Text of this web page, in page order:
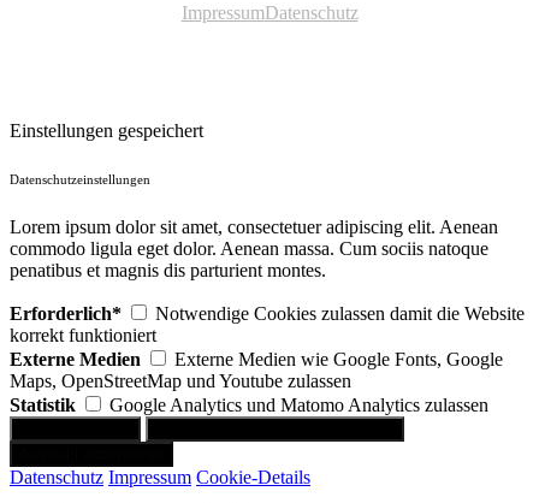
ImpressumDatenschutz
Einstellungen gespeichert
Datenschutzeinstellungen
Lorem ipsum dolor sit amet, consectetuer adipiscing elit. Aenean
commodo ligula eget dolor. Aenean massa. Cum sociis natoque
penatibus et magnis dis parturient montes.
Erforderlich*
Notwendige Cookies zulassen damit die Website
korrekt funktioniert
Externe Medien
Externe Medien wie Google Fonts, Google
Maps, OpenStreetMap und Youtube zulassen
Statistik
Google Analytics und Matomo Analytics zulassen
Datenschutz Impressum Cookie-Details